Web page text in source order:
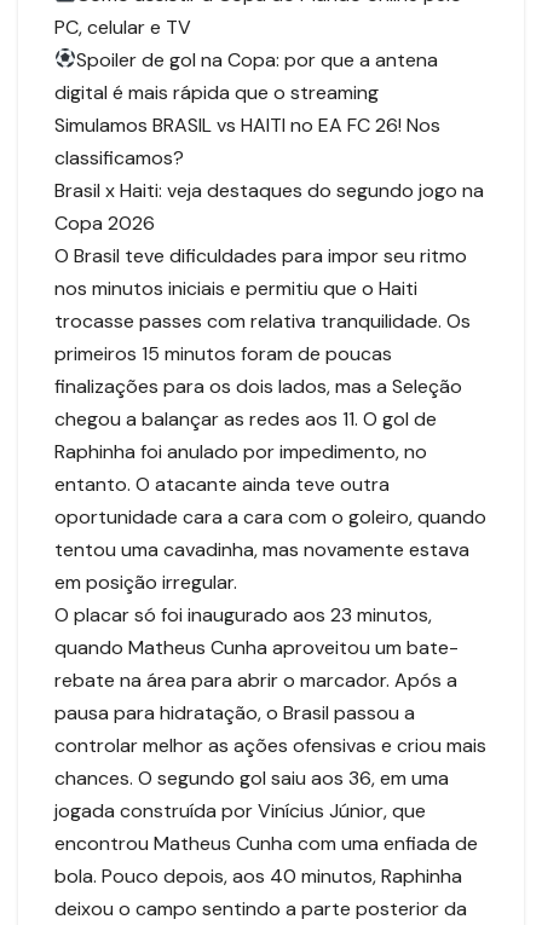
PC, celular e TV
Spoiler de gol na Copa: por que a antena
digital é mais rápida que o streaming
Simulamos BRASIL vs HAITI no EA FC 26! Nos
classificamos?
Brasil x Haiti: veja destaques do segundo jogo na
Copa 2026
O Brasil teve dificuldades para impor seu ritmo
nos minutos iniciais e permitiu que o Haiti
trocasse passes com relativa tranquilidade. Os
primeiros 15 minutos foram de poucas
finalizações para os dois lados, mas a Seleção
chegou a balançar as redes aos 11. O gol de
Raphinha foi anulado por impedimento, no
entanto. O atacante ainda teve outra
oportunidade cara a cara com o goleiro, quando
tentou uma cavadinha, mas novamente estava
em posição irregular.
O placar só foi inaugurado aos 23 minutos,
quando Matheus Cunha aproveitou um bate-
rebate na área para abrir o marcador. Após a
pausa para hidratação, o Brasil passou a
controlar melhor as ações ofensivas e criou mais
chances. O segundo gol saiu aos 36, em uma
jogada construída por Vinícius Júnior, que
encontrou Matheus Cunha com uma enfiada de
bola. Pouco depois, aos 40 minutos, Raphinha
deixou o campo sentindo a parte posterior da